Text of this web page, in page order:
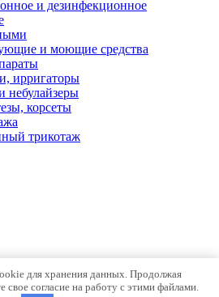
и дезинфекционное
и моющие средства
ирригаторы
небулайзеры
корсеты
трикотаж
для хранения данных. Продолжая
свое согласие на работу с этими файлами.